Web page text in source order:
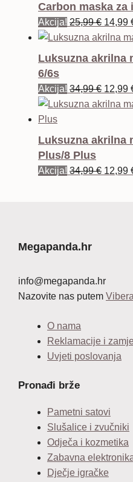
Carbon maska za
Akcija! 25,99€
cijena
bila
14,99
Luksuzna akrilna
6/6s
Akcija! 34,99€
cijena
je:
12,99
Luksuzna akrilna
Plus/8 Plus
Akcija! 34,99€ 12,99
Megapanda.hr
info@megapanda.hr
Nazovite nas putem Vibera
O nama
Reklamacije i
Uvjeti poslovanja
Pronađi brže
Pametni satovi
Slušalice i zvučniki
Odječa i kozmetika
Zabavna
Dječje igračke